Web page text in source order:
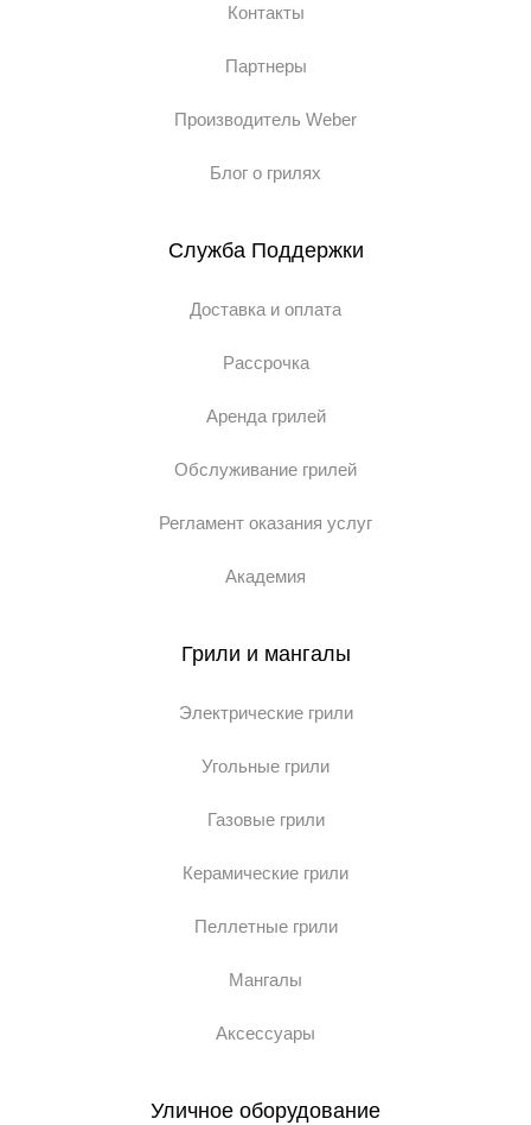
Контакты
Партнеры
Производитель Weber
Блог о грилях
Служба Поддержки
Доставка и оплата
Рассрочка
Аренда грилей
Обслуживание грилей
Регламент оказания услуг
Академия
Грили и мангалы
Электрические грили
Угольные грили
Газовые грили
Керамические грили
Пеллетные грили
Мангалы
Аксессуары
Уличное оборудование